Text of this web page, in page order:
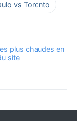
vs Toronto
plus chaudes en
site